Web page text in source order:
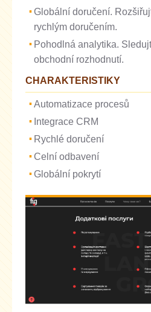
Globální doručení.
rychlým doručením.
Pohodlná analytika.
obchodní rozhodnutí.
CHARAKTERISTIKY
Automatizace procesů
Integrace CRM
Rychlé doručení
Celní odbavení
Globální pokrytí